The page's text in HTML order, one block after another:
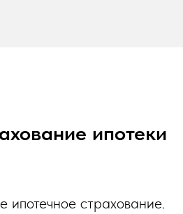
ипотеки
ипотечное страхование.